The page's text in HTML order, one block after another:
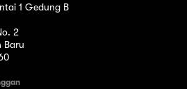
1 Gedung B
2
Baru